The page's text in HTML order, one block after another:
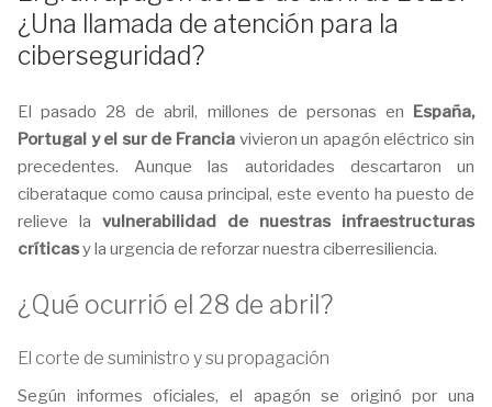
¿Una llamada de atención para la
ciberseguridad?
El pasado 28 de abril, millones de personas en España,
Portugal y el sur de Francia vivieron un apagón eléctrico sin
precedentes. Aunque las autoridades descartaron un
ciberataque como causa principal, este evento ha puesto de
relieve la vulnerabilidad de nuestras infraestructuras
críticasy la urgencia de reforzar nuestra ciberresiliencia.
¿Qué ocurrió el 28 de abril?
El corte de suministro y su propagación
Según informes oficiales, el apagón se originó por una